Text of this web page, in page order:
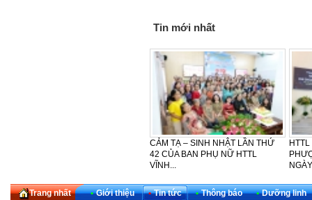
Tin mới nhất
CẢM TẠ – SINH NHẬT LẦN THỨ
42 CỦA BAN PHỤ NỮ HTTL
VĨNH...
Trang nhất • Giới thiệu • Tin tức • Thông báo • Dưỡng linh